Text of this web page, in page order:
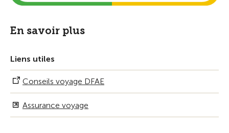
En savoir plus
Liens utiles
Conseils voyage DFAE
Assurance voyage